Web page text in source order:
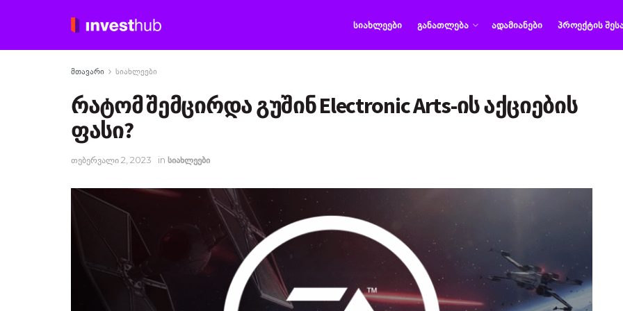
ᲡᲘᲐᲮᲚᲔᲔᲑᲘ ᲒᲐᲜᲐᲗᲚᲔᲑᲐ ᲐᲓᲐᲛᲘᲐᲜᲔᲑᲘ ᲞᲠᲝᲔᲥᲢᲘᲡ
მთავარი სიახლეები
რატომ შემცირდა გუშინ Electronic Arts-ის აქციების
ფასი?
თებერვალი 2, 2023 in სიახლეები